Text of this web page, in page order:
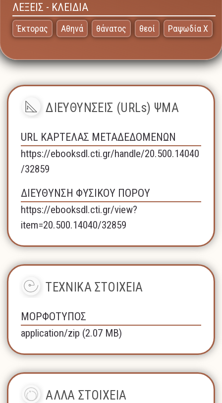
ΛΕΞΕΙΣ - ΚΛΕΙΔΙΑ
Έκτορας Αθηνά θάνατος θεοί Ραψωδία Χ
ΔΙΕΥΘΥΝΣΕΙΣ (URLs) ΨΜΑ
URL ΚΑΡΤΕΛΑΣ ΜΕΤΑΔΕΔΟΜΕΝΩΝ
https://ebooksdl.cti.gr/handle/20.500.14040
/32859
ΔΙΕΥΘΥΝΣΗ ΦΥΣΙΚΟΥ ΠΟΡΟΥ
https://ebooksdl.cti.gr/view?
item=20.500.14040/32859
ΤΕΧΝΙΚΑ ΣΤΟΙΧΕΙΑ
ΜΟΡΦΟΤΥΠΟΣ
application/zip (2.07 MB)
ΑΛΛΑ ΣΤΟΙΧΕΙΑ